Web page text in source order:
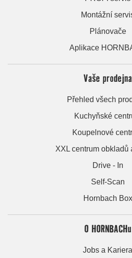
Montážní
Plánovače
Aplikace
Vaše prodejna
Přehled všech
Kuchyňské
Koupelnové
XXL centrum obkladů
Drive - In
Self-Scan
Hornbach Box
O HORNBACHu
Jobs a Kariera